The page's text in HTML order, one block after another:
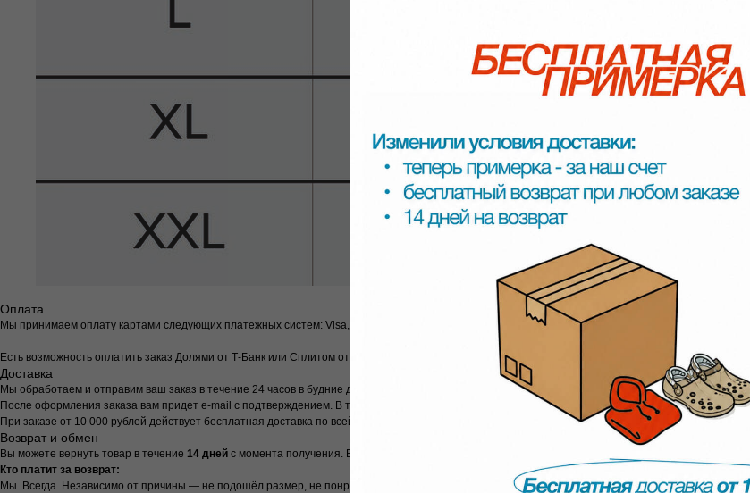
Оплата
Мы принимаем оплату картами следующих платежных систем: Visa, Mastercard, Мир.
Есть возможность оплатить заказ Долями от Т-Банк или Сплитом от Яндекс
Доставка
Мы обработаем и отправим ваш заказ в течение 24 часов в будние дни с 9:00 до 17:00 по мск.
После оформления заказа вам придет e-mail с подтверждением. В течение суток (в будние дни) мы отправим заказ в транспортную и пришлем
При заказе от 10 000 рублей действует бесплатная доставка по всей России до пункта выдачи СДЭК или Яндекс. Выбрать удобный способ и
Возврат и обмен
Вы можете вернуть товар в течение 14 дней с момента получения. Вещь не должна быть в использовании, упаковка и ярлыки должны быть
Кто платит за возврат:
Мы. Всегда. Независимо от причины — не подошёл размер, не понравился цвет, передумали, брак.